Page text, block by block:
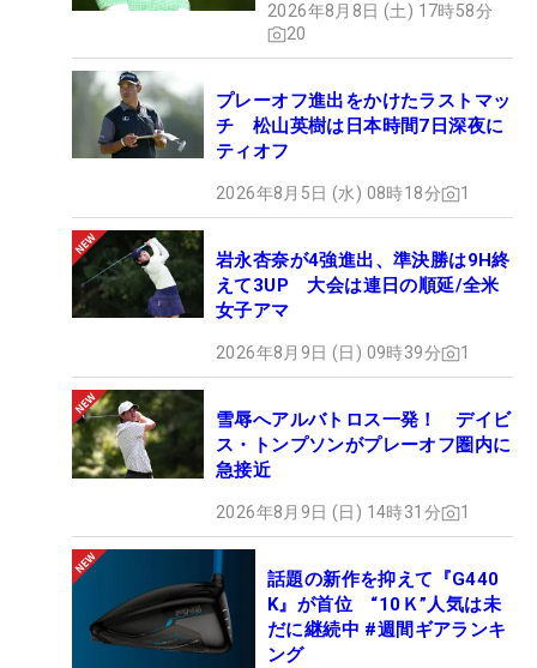
2026年8月8日 (土) 17時58分
20
プレーオフ進出をかけたラストマッ
チ 松山英樹は日本時間7日深夜に
ティオフ
2026年8月5日 (水) 08時18分 1
岩永杏奈が4強進出、準決勝は9H終
えて3UP 大会は連日の順延/全米
女子アマ
2026年8月9日 (日) 09時39分 1
雪辱へアルバトロス一発！ デイビ
ス・トンプソンがプレーオフ圏内に
急接近
2026年8月9日 (日) 14時31分 1
話題の新作を抑えて『G440
K』が首位 “10Ｋ”人気は未
だに継続中 #週間ギアランキ
ング